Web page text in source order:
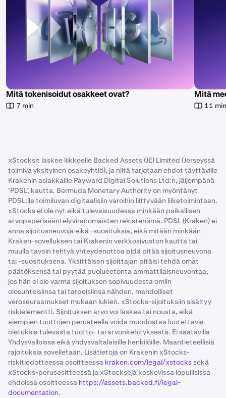
documentation.
Mitä tokenisoidut osakkeet ovat?
7 min
Mitä
11
xStocksit laskee liikkeelle Backed Assets (JE) Limited (Jerseyssä
toimiva yksityinen osakeyhtiö), ja niitä tarjotaan ehdot täyttäville
Krakenin asiakkaille Payward Digital Solutions Ltd:n, jäljempänä
’PDSL’, kautta. Bermuda Monetary Authority on myöntänyt
PDSL:lle toimiluvan digitaalisiin varoihin liittyvään liiketoimintaan.
xStocks ei ole nyt eikä tulevaisuudessa minkään paikallisen
arvopaperisääntelyviranomaisten rekisteröimä. PDSL (Kraken) ei
anna sijoitusneuvoja eikä -suosituksia, eikä mitään minkään
Kraken-sovelluksen tai Krakenin verkkosivuston kautta tai
muulla tavoin tehtyä yhteydenottoa pidä pitää sijoitusneuvona
tai -suosituksena. Yksittäisen sijoittajan pitäisi tehdä omat
päätöksensä tai pyytää puolueetonta ammattilaisneuvontaa,
jos hän ei ole varma sijoituksen sopivuudesta omiin
olosuhteisiinsa tai tarpeisiinsa nähden, mahdolliset
veroseuraamukset mukaan lukien. xStocks-sijoituksiin sisältyy
riskielementti. Sijoituksen arvo voi laskea tai nousta, eikä
aiempien tuottojen perusteella voida muodostaa luotettavia
oletuksia tulevasta tuotto- tai arvonkehityksestä. Ei saatavilla
Yhdysvalloissa eikä yhdysvaltalaisille henkilöille. Maantieteellisiä
rajoituksia sovelletaan. Lisätietoja on Krakenin xStocks-
riskitiedotteessa osoitteessa kraken.com/legal/xstocks sekä
xStocks-perusesitteessä ja xStockseja koskevissa lopullisissa
ehdoissa osoitteessa https://assets.backed.fi/legal-
documentation.